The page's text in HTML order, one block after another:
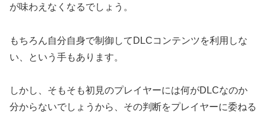
が味わえなくなるでしょう。
もちろん自分自身で制御してDLCコンテンツを利用しな
い、という手もあります。
しかし、そもそも初見のプレイヤーには何がDLCなのか
分からないでしょうから、その判断をプレイヤーに委ねる